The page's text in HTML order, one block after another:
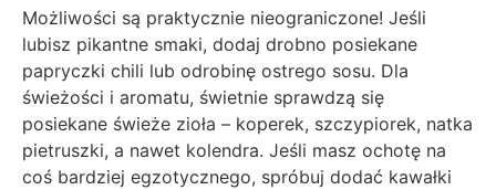
Możliwości są praktycznie nieograniczone! Jeśli
lubisz pikantne smaki, dodaj drobno posiekane
papryczki chili lub odrobinę ostrego sosu. Dla
świeżości i aromatu, świetnie sprawdzą się
posiekane świeże zioła – koperek, szczypiorek, natka
pietruszki, a nawet kolendra. Jeśli masz ochotę na
coś bardziej egzotycznego, spróbuj dodać kawałki